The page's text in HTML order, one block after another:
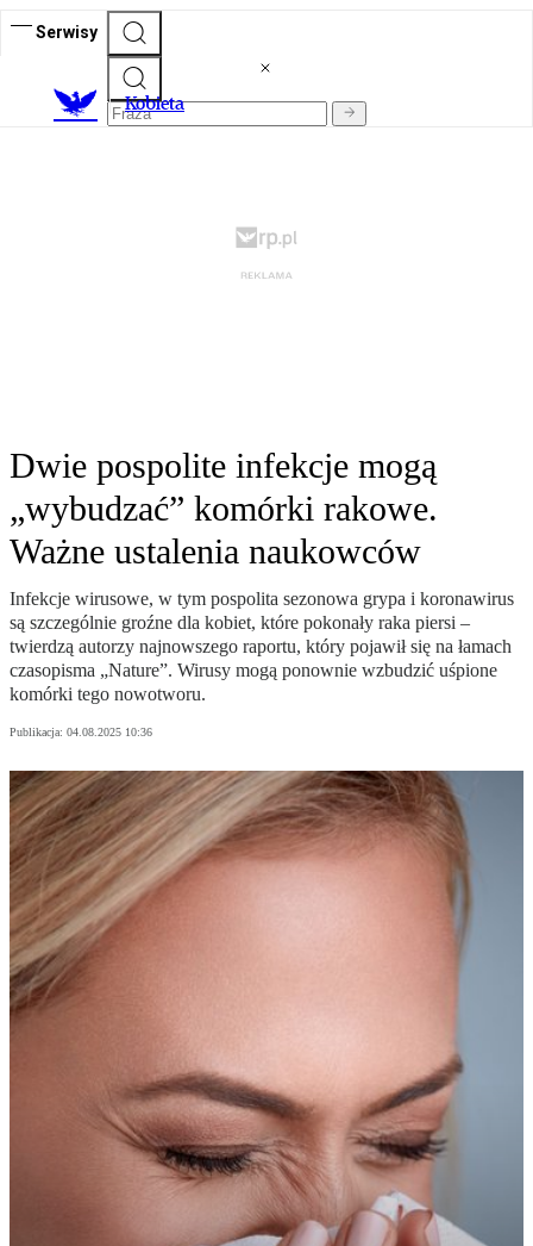
Serwisy
Kobieta
Dwie pospolite infekcje mogą
„wybudzać” komórki rakowe.
Ważne ustalenia naukowców
Infekcje wirusowe, w tym pospolita sezonowa grypa i koronawirus
są szczególnie groźne dla kobiet, które pokonały raka piersi –
twierdzą autorzy najnowszego raportu, który pojawił się na łamach
czasopisma „Nature”. Wirusy mogą ponownie wzbudzić uśpione
komórki tego nowotworu.
Publikacja: 04.08.2025 10:36